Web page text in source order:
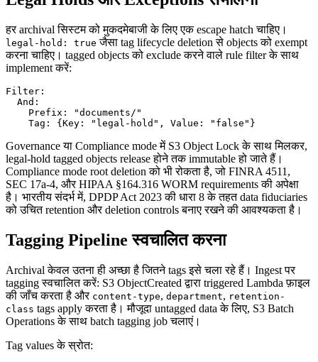
हर archival सिस्टम को मुकदमेबाजी के लिए एक escape hatch चाहिए।
legal-hold: true जैसा tag lifecycle deletion से objects को exempt
करना चाहिए। tagged objects को exclude करने वाले rule filter के साथ
implement करें:
Filter:
  And:
    Prefix: "documents/"
Governance या Compliance mode में S3 Object Lock के साथ मिलकर,
legal-hold tagged objects release होने तक immutable हो जाते हैं।
Compliance mode root deletion को भी रोकता है, जो FINRA 4511,
SEC 17a-4, और HIPAA §164.316 WORM requirements की अपेक्षा
है। भारतीय संदर्भ में, DPDP Act 2023 की धारा 8 के तहत data fiduciaries
को उचित retention और deletion controls बनाए रखने की आवश्यकता है।
Tagging Pipeline स्वचालित करना
Archival केवल उतना ही अच्छा है जितने tags इसे चला रहे हैं। Ingest पर
tagging स्वचालित करें: S3 ObjectCreated द्वारा triggered Lambda फ़ाइल
की जाँच करता है और content-type, department, retention-
class tags apply करता है। मौजूदा untagged data के लिए, S3 Batch
Operations के साथ batch tagging job चलाएं।
Tag values के स्रोत: